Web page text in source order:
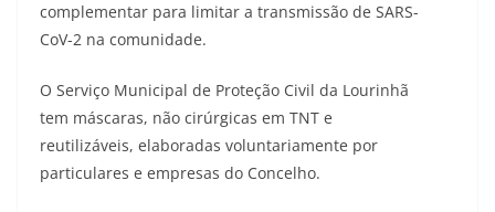
complementar para limitar a transmissão de SARS-
CoV-2 na comunidade.
O Serviço Municipal de Proteção Civil da Lourinhã
tem máscaras, não cirúrgicas em TNT e
reutilizáveis, elaboradas voluntariamente por
particulares e empresas do Concelho.